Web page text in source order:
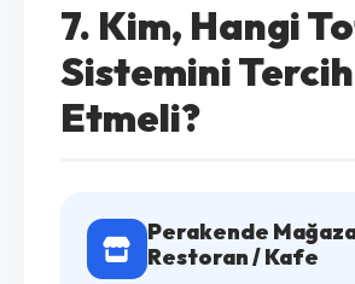
7. Kim, Hangi
Sistemini Tercih
Etmeli?
Perakende
Restoran / Kafe